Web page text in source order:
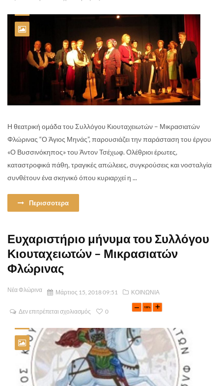
Η θεατρική ομάδα του Συλλόγου Κιουταχειωτών – Μικρασιατών
Φλώρινας “Ο Άγιος Μηνάς”, παρουσιάζει την παράσταση του έργου
«Ο Βυσσινόκηπος» του Άντον Τσέχωφ. Ολέθριοι έρωτες,
καταστροφικά πάθη, τραγικές απώλειες, συγκρούσεις και νοσταλγία
συνθέτουν ένα σκηνικό όπου κυριαρχεί η ...
Περισσοτερα
Ευχαριστήριο μήνυμα του Συλλόγου
Κιουταχειωτών – Μικρασιατών
Φλώρινας
Νέα Φλώρινα Μάρτιος 15, 2018 09:51 ΚΟΙΝΩΝΙΑ
Δεν επιτρέπεται σχολιασμός 0